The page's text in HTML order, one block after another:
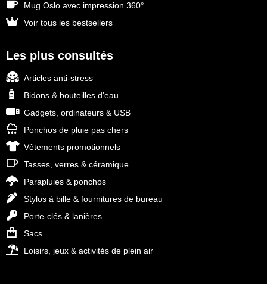
Mug Oslo avec impression 360°
Voir tous les bestsellers
Les plus consultés
Articles anti-stress
Bidons & bouteilles d'eau
Gadgets, ordinateurs & USB
Ponchos de pluie pas chers
Vêtements promotionnels
Tasses, verres & céramique
Parapluies & ponchos
Stylos à bille & fournitures de bureau
Porte-clés & lanières
Sacs
Loisirs, jeux & activités de plein air